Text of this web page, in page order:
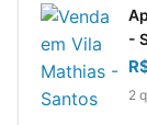
-
2